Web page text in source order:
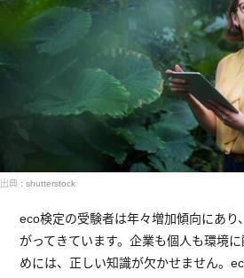
出典 : shutterstock
eco検定の受験者は年々増加傾向にあり
がってきています。企業も個人も環境
めには、正しい知識が欠かせません。